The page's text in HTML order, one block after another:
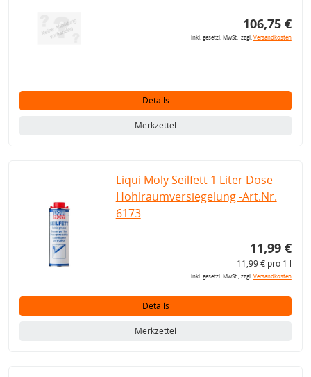
106,75 €
inkl. gesetzl. MwSt., zzgl.Versandkosten
Details
Merkzettel
Liqui Moly Seilfett 1 Liter Dose -
Hohlraumversiegelung -Art.Nr.
6173
11,99 €
11,99 € pro 1 l
inkl. gesetzl. MwSt., zzgl.Versandkosten
Details
Merkzettel